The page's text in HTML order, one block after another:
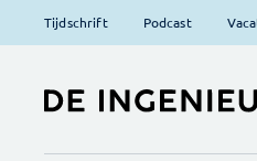
Tijdschrift Podcast